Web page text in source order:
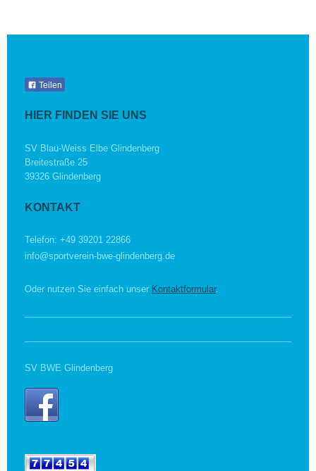
Teilen
HIER FINDEN SIE UNS
SV Blau-Weiss Elbe Glindenberg
Breitestraße 25
39326 Glindenberg
KONTAKT
Telefon: +49 39201 22866
info@sportverein-bwe-glindenberg.de
Oder nutzen Sie einfach unser Kontaktformular.
SV BWE Glindenberg